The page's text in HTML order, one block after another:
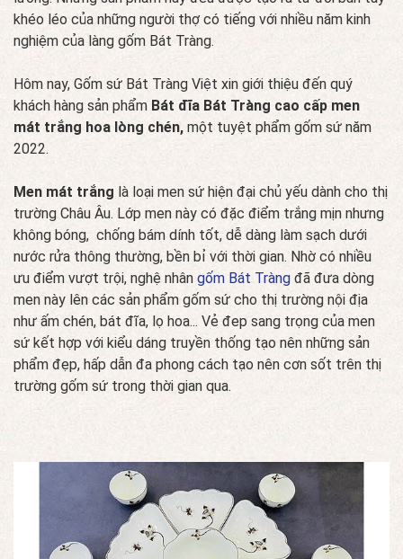
khéo léo của những người thợ có tiếng với nhiều năm kinh
nghiệm của làng gốm Bát Tràng.
Hôm nay, Gốm sứ Bát Tràng Việt xin giới thiệu đến quý
khách hàng sản phẩm Bát đĩa Bát Tràng cao cấp men
mát trắng hoa lòng chén, một tuyệt phẩm gốm sứ năm
2022.
Men mát trắng là loại men sứ hiện đại chủ yếu dành cho thị
trường Châu Âu. Lớp men này có đặc điểm trắng mịn nhưng
không bóng, chống bám dính tốt, dễ dàng làm sạch dưới
nước rửa thông thường, bền bỉ với thời gian. Nhờ có nhiều
ưu điểm vượt trội, nghệ nhân gốm Bát Tràng đã đưa dòng
men này lên các sản phẩm gốm sứ cho thị trường nội địa
như ấm chén, bát đĩa, lọ hoa... Vẻ đep sang trọng của men
sứ kết hợp với kiểu dáng truyền thống tạo nên những sản
phẩm đẹp, hấp dẫn đa phong cách tạo nên cơn sốt trên thị
trường gốm sứ trong thời gian qua.